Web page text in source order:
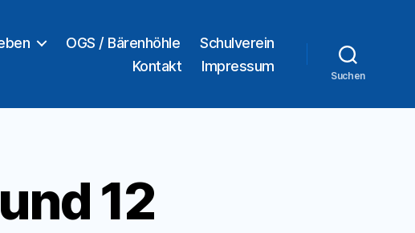
OGS / Bärenhöhle
Schulverein
Kontakt
Impressum
Suchen
12